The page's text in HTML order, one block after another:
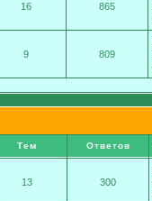
16 865
9 809
Тем Ответов
13 300